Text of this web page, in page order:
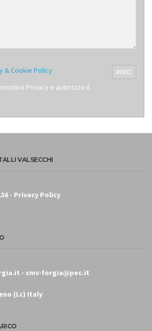
& Cookie Policy
Privacy e autorizzo il
VALSECCHI
- Privacy Policy
- smv-forgia@pec.it
(Lc) Italy